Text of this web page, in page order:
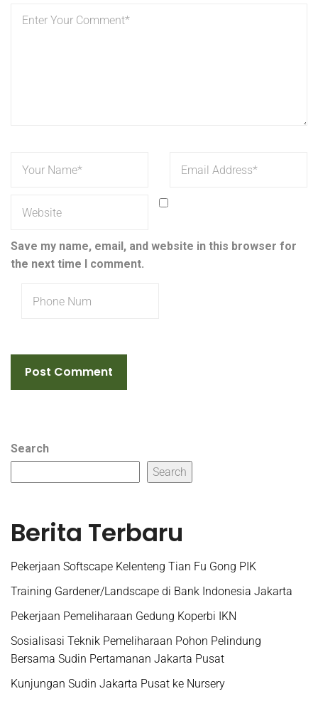
Save my name, email, and website in this browser for
the next time I comment.
Search
Search
Berita Terbaru
Pekerjaan Softscape Kelenteng Tian Fu Gong PIK
Training Gardener/Landscape di Bank Indonesia Jakarta
Pekerjaan Pemeliharaan Gedung Koperbi IKN
Sosialisasi Teknik Pemeliharaan Pohon Pelindung
Bersama Sudin Pertamanan Jakarta Pusat
Kunjungan Sudin Jakarta Pusat ke Nursery